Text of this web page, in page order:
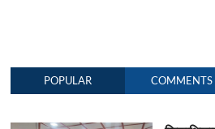
POPULAR COMMENTS